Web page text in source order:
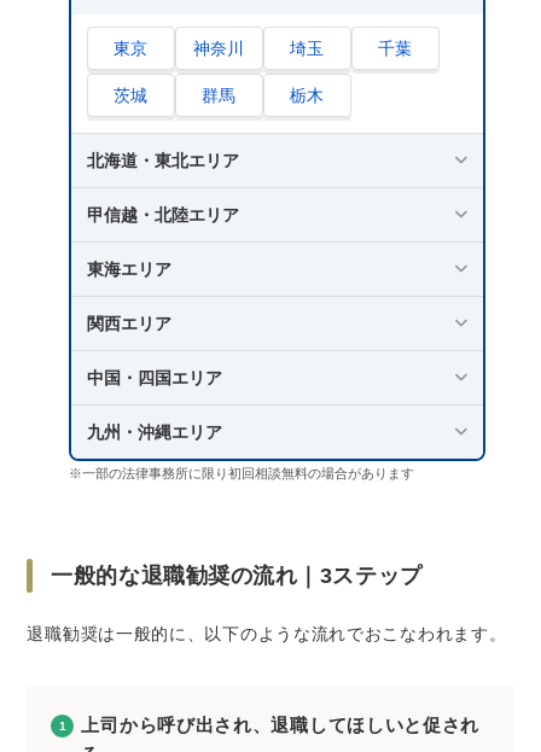
東京 神奈川 埼玉 千葉
茨城 群馬 栃木
北海道・東北エリア
甲信越・北陸エリア
東海エリア
関西エリア
中国・四国エリア
九州・沖縄エリア
※一部の法律事務所に限り初回相談無料の場合があります
一般的な退職勧奨の流れ｜3ステップ
退職勧奨は一般的に、以下のような流れでおこなわれます。
上司から呼び出され、退職してほしいと促され